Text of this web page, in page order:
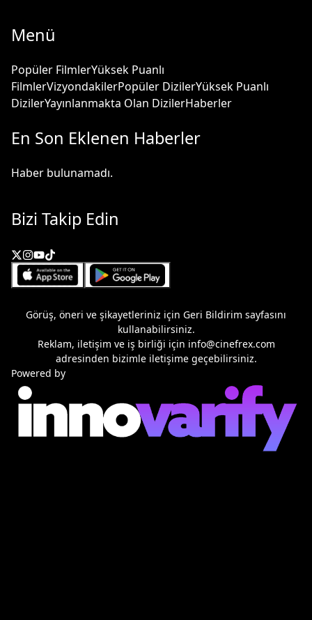
Menü
Popüler FilmlerYüksek Puanlı
FilmlerVizyondakilerPopüler DizilerYüksek Puanlı
DizilerYayınlanmakta Olan DizilerHaberler
En Son Eklenen Haberler
Haber bulunamadı.
Bizi Takip Edin
Görüş, öneri ve şikayetleriniz için Geri Bildirim sayfasını
kullanabilirsiniz.
Reklam, iletişim ve iş birliği için info@cinefrex.com
adresinden bizimle iletişime geçebilirsiniz.
Powered by